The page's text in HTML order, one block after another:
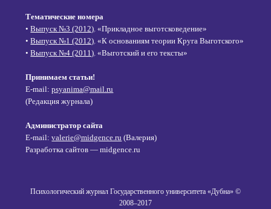
Тематические номера
•Выпуск №3 (2012) . «Прикладное выготсковедение»
•Выпуск №1 (2012) . «К основаниям теории Круга Выготского»
•Выпуск №4 (2011) . «Выготский и его тексты»
Принимаем статьи!
E-mail:psyanima@mail.ru
(Редакция журнала)
Администратор сайта
E-mail:valerie@midgence.ru (Валерия)
Разработка сайтов — midgence.ru
Психологический журнал Государственного университета «Дубна» ©
2008–2017